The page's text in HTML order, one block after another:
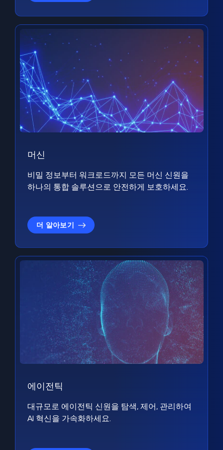
머신
비밀 정보부터 워크로드까지 모든 머신 신원을
하나의 통합 솔루션으로 안전하게 보호하세요.
더 알아보기
에이전틱
대규모로 에이전틱 신원을 탐색, 제어, 관리하여
AI 혁신을 가속화하세요.